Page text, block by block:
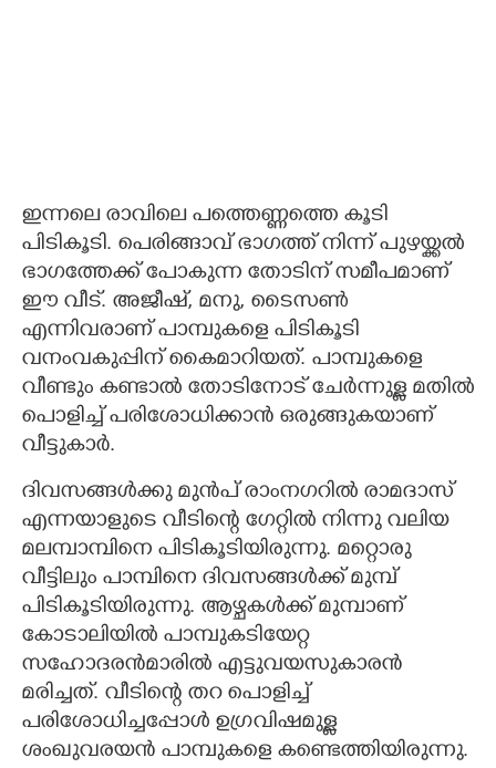
ഇന്നലെ രാവിലെ പത്തെണ്ണത്തെ കൂടി
പിടികൂടി. പെരിങ്ങാവ് ഭാഗത്ത് നിന്ന് പുഴയ്ക്കൽ
ഭാഗത്തേക്ക് പോകുന്ന തോടിന് സമീപമാണ്
ഈ വീട്. അജീഷ്, മനു, ടൈസൺ
എന്നിവരാണ് പാമ്പുകളെ പിടികൂടി
വനംവകുപ്പിന് കൈമാറിയത്. പാമ്പുകളെ
വീണ്ടും കണ്ടാൽ തോടിനോട് ചേർന്നുള്ള മതിൽ
പൊളിച്ച് പരിശോധിക്കാൻ ഒരുങ്ങുകയാണ്
വീട്ടുകാർ.
ദിവസങ്ങൾക്കു മുൻപ് രാംനഗറിൽ രാമദാസ്
എന്നയാളുടെ വീടിന്റെ ഗേറ്റിൽ നിന്നു വലിയ
മലമ്പാമ്പിനെ പിടികൂടിയിരുന്നു. മറ്റൊരു
വീട്ടിലും പാമ്പിനെ ദിവസങ്ങൾക്ക് മുമ്പ്
പിടികൂടിയിരുന്നു. ആഴ്ചകൾക്ക് മുമ്പാണ്
കോടാലിയിൽ പാമ്പുകടിയേറ്റ
സഹോദരൻമാരിൽ എട്ടുവയസുകാരൻ
മരിച്ചത്. വീടിന്റെ തറ പൊളിച്ച്
പരിശോധിച്ചപ്പോൾ ഉഗ്രവിഷമുള്ള
ശംഖുവരയൻ പാമ്പുകളെ കണ്ടെത്തിയിരുന്നു.